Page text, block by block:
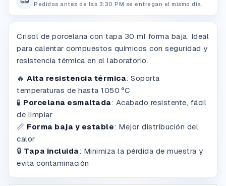
Pedidos antes de las 3:30 PM se entregan el mismo dia.
Crisol de porcelana con tapa 30 ml forma baja. Ideal
para calentar compuestos químicos con seguridad y
resistencia térmica en el laboratorio.
🔥 Alta resistencia térmica: Soporta
temperaturas de hasta 1050 °C
🧪 Porcelana esmaltada: Acabado resistente, fácil
de limpiar
📏 Forma baja y estable: Mejor distribución del
calor
🔒 Tapa incluida: Minimiza la pérdida de muestra y
evita contaminación